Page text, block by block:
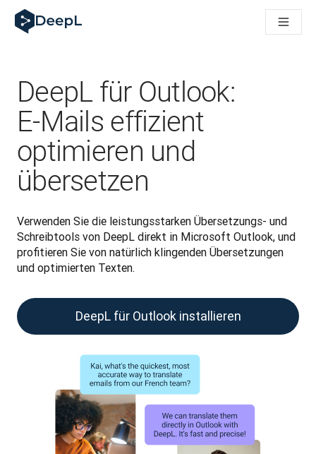
DeepL für KI‑Agenten
DeepL Translation Flow: Neue KI-gestützte Workflows für
Was bedeutet Vertrauen in KI‑Sprachtechnologie? Ein
Aufbau der Übersetzungsqualitätsbewertung bei DeepL
Von hochwertiger Textübersetzung zur Echtzeit-
Building an instantly accessible voice demo with DeepL
DeepL für Outlook:
E‑Mails effizient
optimieren und
übersetzen
Verwenden Sie die leistungsstarken Übersetzungs- und
Schreibtools von DeepL direkt in Microsoft Outlook, und
profitieren Sie von natürlich klingenden Übersetzungen
und optimierten Texten.
DeepL für Outlook installieren